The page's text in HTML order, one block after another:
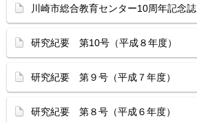
川崎市総合教育センター10周年記念誌
研究紀要 第10号（平成８年度）
研究紀要 第９号（平成７年度）
研究紀要 第８号（平成６年度）